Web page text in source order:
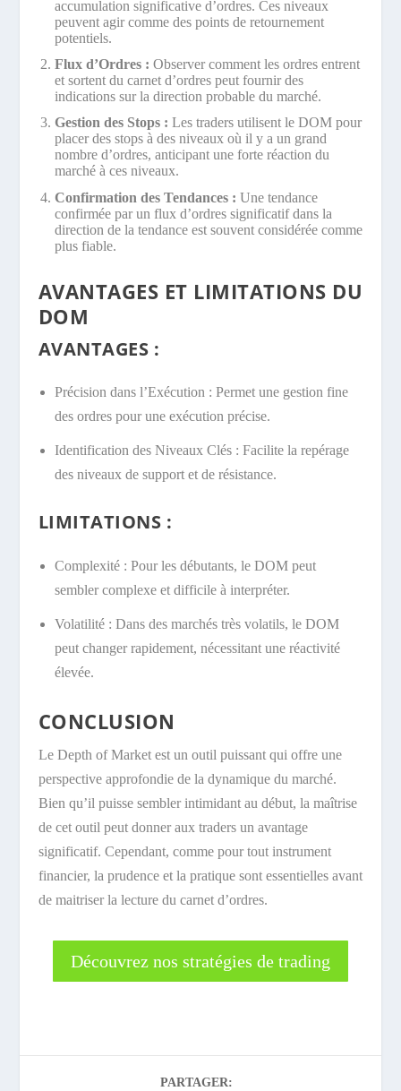
accumulation significative d’ordres. Ces niveaux
peuvent agir comme des points de retournement
potentiels.
Flux d’Ordres : Observer comment les ordres entrent
et sortent du carnet d’ordres peut fournir des
indications sur la direction probable du marché.
Gestion des Stops : Les traders utilisent le DOM pour
placer des stops à des niveaux où il y a un grand
nombre d’ordres, anticipant une forte réaction du
marché à ces niveaux.
Confirmation des Tendances : Une tendance
confirmée par un flux d’ordres significatif dans la
direction de la tendance est souvent considérée comme
plus fiable.
AVANTAGES ET LIMITATIONS DU
DOM
AVANTAGES :
Précision dans l’Exécution : Permet une gestion fine
des ordres pour une exécution précise.
Identification des Niveaux Clés : Facilite la repérage
des niveaux de support et de résistance.
LIMITATIONS :
Complexité : Pour les débutants, le DOM peut
sembler complexe et difficile à interpréter.
Volatilité : Dans des marchés très volatils, le DOM
peut changer rapidement, nécessitant une réactivité
élevée.
CONCLUSION
Le Depth of Market est un outil puissant qui offre une
perspective approfondie de la dynamique du marché.
Bien qu’il puisse sembler intimidant au début, la maîtrise
de cet outil peut donner aux traders un avantage
significatif. Cependant, comme pour tout instrument
financier, la prudence et la pratique sont essentielles avant
de maitriser la lecture du carnet d’ordres.
Découvrez nos stratégies de trading
PARTAGER: